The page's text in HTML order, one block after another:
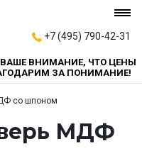
+7 (495) 790-42-31
ВНИМАНИЕ, ЧТО ЦЕНЫ
ЗА ПОНИМАНИЕ!
со шпоном
МДФ